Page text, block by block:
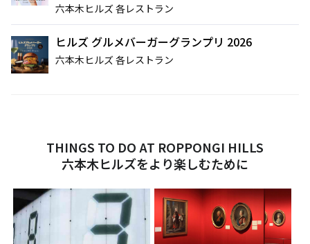
六本木ヒルズ 各レストラン
ヒルズ グルメバーガーグランプリ 2026
六本木ヒルズ 各レストラン
THINGS TO DO AT ROPPONGI HILLS
六本木ヒルズをより楽しむために